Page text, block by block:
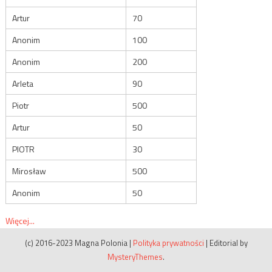
Artur
70
Anonim
100
Anonim
200
Arleta
90
Piotr
500
Artur
50
PIOTR
30
Mirosław
500
Anonim
50
Więcej...
(c) 2016-2023 Magna Polonia | Polityka prywatności | Editorial by
MysteryThemes.